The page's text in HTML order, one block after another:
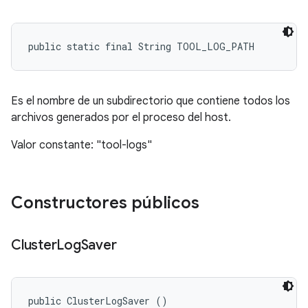
public static final String TOOL_LOG_PATH
Es el nombre de un subdirectorio que contiene todos los
archivos generados por el proceso del host.
Valor constante: "tool-logs"
Constructores públicos
ClusterLogSaver
public ClusterLogSaver ()